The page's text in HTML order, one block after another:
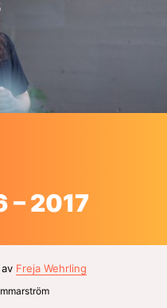
– 2017
Freja Wehrling